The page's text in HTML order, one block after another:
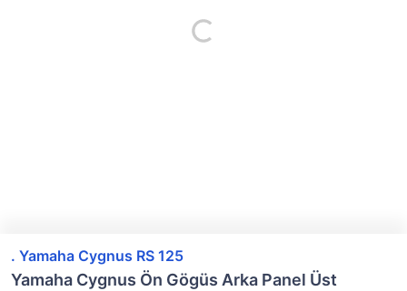
. Yamaha Cygnus RS 125
Yamaha Cygnus Ön Gögüs Arka Panel Üst